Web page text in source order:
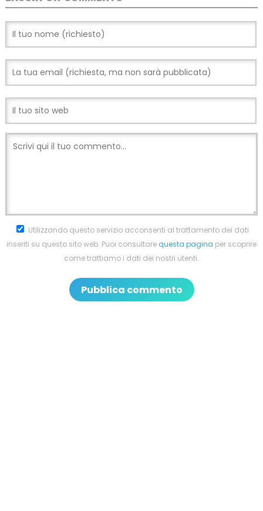
Utilizzando questo servizio acconsenti al trattamento dei dati
inseriti su questo sito web. Puoi consultarequesta pagina per scoprire
come trattiamo i dati dei nostri utenti.